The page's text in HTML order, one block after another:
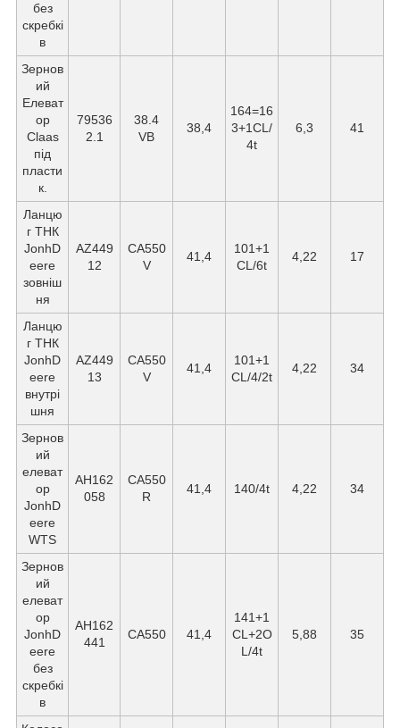
без
скребкі
в
Зернов
ий
Елеват
ор
Claas
під
пласти
к.
79536
2.1
38.4
VB
38,4
164=16
3+1CL/
4t
6,3 41
Ланцю
г ТНК
JonhD
eere
зовніш
ня
AZ449
12
СА550
V
41,4
101+1
CL/6t
4,22 17
Ланцю
г ТНК
JonhD
eere
внутрі
шня
AZ449
13
СА550
V
41,4
101+1
CL/4/2t
4,22 34
Зернов
ий
елеват
ор
JonhD
eere
WTS
AH162
058
CA550
R
41,4 140/4t 4,22 34
Зернов
ий
елеват
ор
JonhD
eere
без
скребкі
в
AH162
441
СА550 41,4
141+1
CL+2O
L/4t
5,88 35